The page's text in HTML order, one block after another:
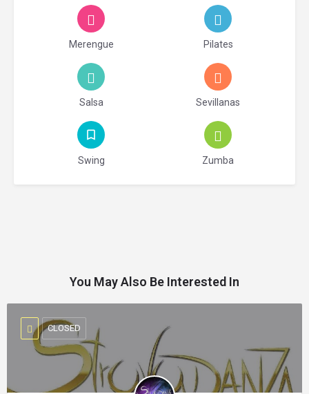
Merengue Pilates
Salsa Sevillanas
Swing Zumba
You May Also Be Interested In
CLOSED